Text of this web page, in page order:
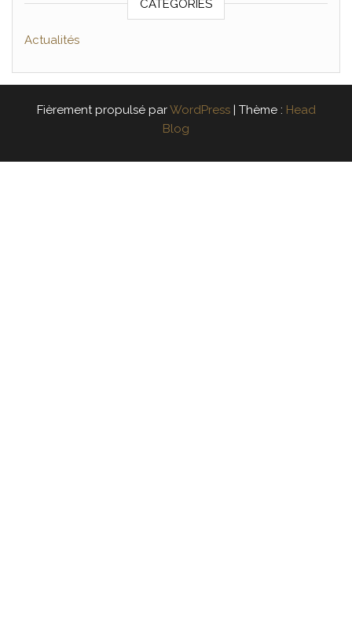
CATÉGORIES
Actualités
Fièrement propulsé parWordPress Thème : Head
Blog